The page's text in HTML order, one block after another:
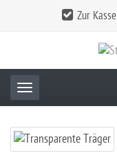
Zur Kasse
Toggle navigation